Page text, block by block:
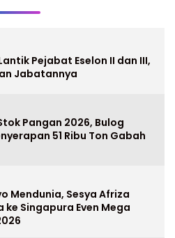
Pejabat Eselon II dan III,
Jabatannya
Pangan 2026, Bulog
51 Ribu Ton Gabah
Mendunia, Sesya Afriza
ke Singapura Even Mega